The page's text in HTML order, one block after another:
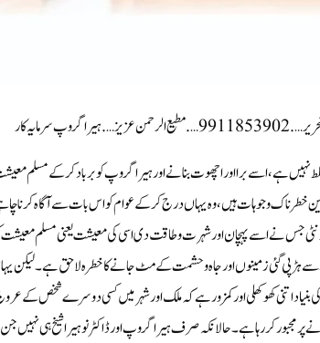
الرحمن عزیز…. ہیرا گروپ سرمایہ کار
ہے، اسے برا اور اچھوت بنانے اور ہیرا گروپ کو برباد کر کے مسلم
وجوہات ہیں، وہ یہاں درج کرکے عوام کو اس بات سے آگاہ کرنا چاہتے
جس نے اسے پہچان اور شہرت و طاقت دی اسی کی معیشت یعنی مسلم
سے ہڑپی گئی زمینوں اور جاہ وحشمت کے مٹ جانے کا خطرہ لاحق ہے۔ لیکن
اتنی کھوکھلی اور کمزور ہے کہ ملک اور شہر میں کسی دوسرے شخص کے
پر مجبور کر رہا ہے۔ حالانکہ صرف ہیرا گروپ اور ڈاکٹر نوہیرا شیخ ہی